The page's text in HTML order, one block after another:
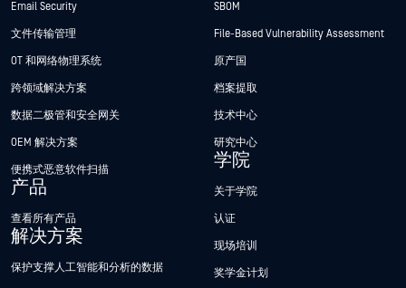
Email Security
文件传输管理
OT 和网络物理系统
跨领域解决方案
数据二极管和安全网关
OEM 解决方案
便携式恶意软件扫描
产品
查看所有产品
解决方案
保护支撑人工智能和分析的数据
SBOM
File-Based Vulnerability Assessment
原产国
档案提取
技术中心
研究中心
学院
关于学院
认证
现场培训
奖学金计划